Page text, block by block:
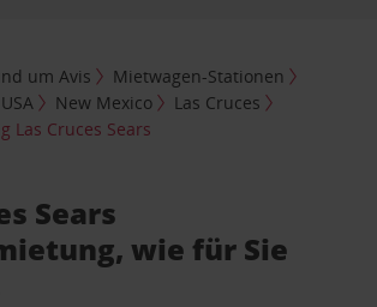
um Avis
Mietwagen-Stationen
USA New Mexico
Las Cruces
Las Cruces Sears
Sears
wie für Sie